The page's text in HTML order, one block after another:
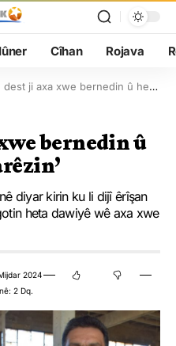
Cîhan Rojava
ji axa xwe bernedin û heta dawiyê biparêzin’
bernedin û
diyar kirin ku li dijî êrîşan
heta dawiyê wê axa xwe
2024
2 Dq.